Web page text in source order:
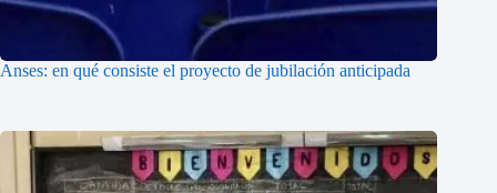
Anses: en qué consiste el proyecto de jubilación anticipada